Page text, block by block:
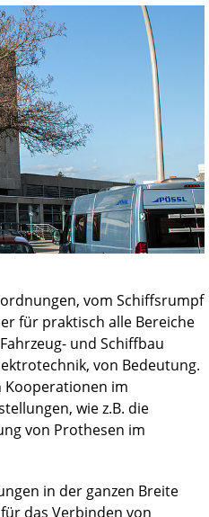
vom Schiffsrumpf
für praktisch alle Bereiche
und Schiffbau
von Bedeutung.
Kooperationen im
wie z.B. die
von Prothesen im
in der ganzen Breite
das Verbinden von